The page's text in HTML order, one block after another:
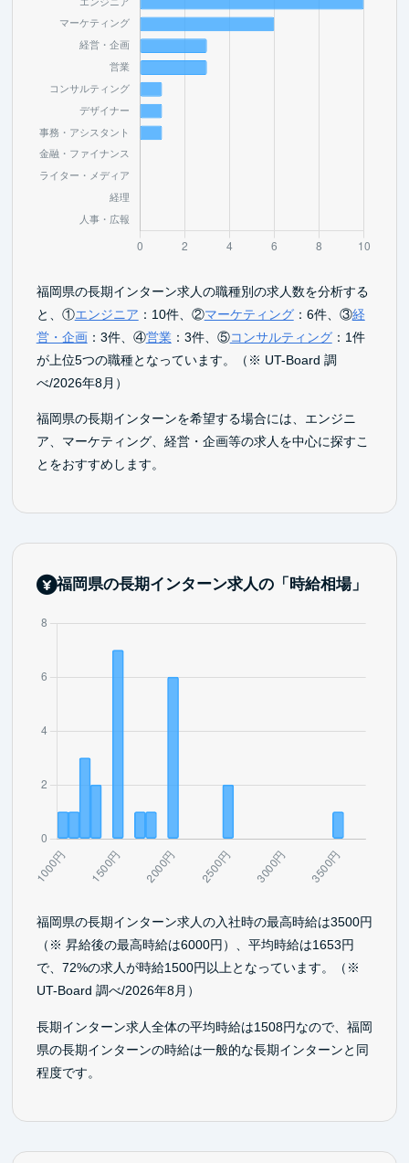
福岡県の長期インターン求人の職種別の求人数を分析する
と、①エンジニア ：10件、②マーケティング：6件、③経
営・企画：3件、④営業：3件、⑤コンサルティング：1件
が上位5つの職種となっています。（※ UT-Board 調
べ/2026年8月）
福岡県の長期インターンを希望する場合には、エンジニ
ア、マーケティング、経営・企画等の求人を中心に探すこ
とをおすすめします。
福岡県の長期インターン求人の「時給相場」
福岡県の長期インターン求人の入社時の最高時給は3500円
（※ 昇給後の最高時給は6000円）、平均時給は1653円
で、72%の求人が時給1500円以上となっています。（※
UT-Board 調べ/2026年8月）
長期インターン求人全体の平均時給は1508円なので、福岡
県の長期インターンの時給は一般的な長期インターンと同
程度です。